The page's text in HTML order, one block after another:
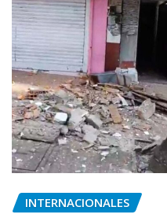
INTERNACIONALES